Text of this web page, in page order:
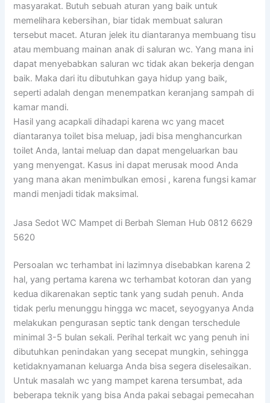
masyarakat. Butuh sebuah aturan yang baik untuk
memelihara kebersihan, biar tidak membuat saluran
tersebut macet. Aturan jelek itu diantaranya membuang tisu
atau membuang mainan anak di saluran wc. Yang mana ini
dapat menyebabkan saluran wc tidak akan bekerja dengan
baik. Maka dari itu dibutuhkan gaya hidup yang baik,
seperti adalah dengan menempatkan keranjang sampah di
kamar mandi.
Hasil yang acapkali dihadapi karena wc yang macet
diantaranya toilet bisa meluap, jadi bisa menghancurkan
toilet Anda, lantai meluap dan dapat mengeluarkan bau
yang menyengat. Kasus ini dapat merusak mood Anda
yang mana akan menimbulkan emosi , karena fungsi kamar
mandi menjadi tidak maksimal.
Jasa Sedot WC Mampet di Berbah Sleman Hub 0812 6629
5620
Persoalan wc terhambat ini lazimnya disebabkan karena 2
hal, yang pertama karena wc terhambat kotoran dan yang
kedua dikarenakan septic tank yang sudah penuh. Anda
tidak perlu menunggu hingga wc macet, seyogyanya Anda
melakukan pengurasan septic tank dengan terschedule
minimal 3-5 bulan sekali. Perihal terkait wc yang penuh ini
dibutuhkan penindakan yang secepat mungkin, sehingga
ketidaknyamanan keluarga Anda bisa segera diselesaikan.
Untuk masalah wc yang mampet karena tersumbat, ada
beberapa teknik yang bisa Anda pakai sebagai pemecahan